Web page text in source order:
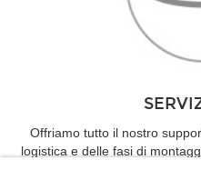
Offriamo tutto il nostro
logistica e delle fasi di